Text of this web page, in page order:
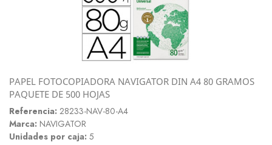
PAPEL FOTOCOPIADORA NAVIGATOR DIN A4 80 GRAMOS
PAQUETE DE 500 HOJAS
Referencia: 28233-NAV-80-A4
Marca: NAVIGATOR
Unidades por caja: 5